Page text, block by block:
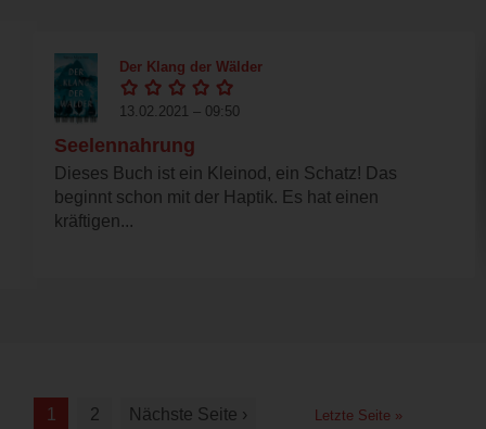
Der Klang der Wälder
13.02.2021 – 09:50
Seelennahrung
Dieses Buch ist ein Kleinod, ein Schatz! Das
beginnt schon mit der Haptik. Es hat einen
kräftigen...
1 2 Nächste Seite › Letzte Seite »